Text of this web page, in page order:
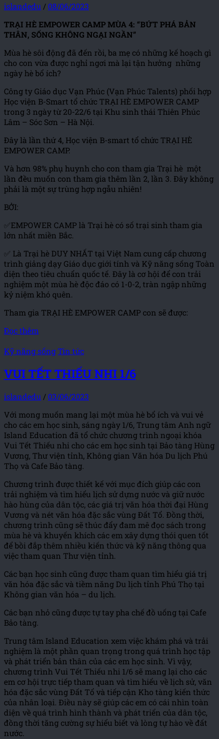
islandedu/ 08/06/2023
TRẠI HÈ EMPOWER CAMP MÙA 4: “BỨT PHÁ BẢN
THÂN, SỐNG KHÔNG NGẠI NGẦN”
Mùa hè sôi động đã đến rồi, ba mẹ có những kế hoạch gì
cho con vừa được nghỉ ngơi mà lại tận hưởng những
ngày hè bổ ích?
Công ty Giáo dục Vạn Phúc (Vạn Phúc Talents) phối hợp
Học viện B-Smart tổ chức TRẠI HÈ EMPOWER CAMP
trong 3 ngày từ 20-22/6 tại Khu sinh thái Thiên Phúc
Lâm – Sóc Sơn – Hà Nội.
Đây là lần thứ 4, Học viện B-smart tổ chức TRẠI HÈ
EMPOWER CAMP.
Và hơn 98% phụ huynh cho con tham gia Trại hè một
lần đều muốn con tham gia thêm lần 2, lần 3. Đây không
phải là một sự trùng hợp ngẫu nhiên!
BỞI:
✅EMPOWER CAMP là Trại hè có số trại sinh tham gia
lớn nhất miền Bắc.
✅ Là Trại hè DUY NHẤT tại Việt Nam cung cấp chương
trình giảng dạy Giáo dục giới tính và Kỹ năng sống Toàn
diện theo tiêu chuẩn quốc tế. Đây là cơ hội để con trải
nghiệm một mùa hè độc đáo có 1-0-2, tràn ngập những
kỷ niệm khó quên.
Tham gia TRẠI HÈ EMPOWER CAMP con sẽ được:
Đọc thêm
Kỹ năng sốngTin tức
VUI TẾT THIẾU NHI 1/6
islandedu / 03/06/2023
Với mong muốn mang lại một mùa hè bổ ích và vui vẻ
cho các em học sinh, sáng ngày 1/6, Trung tâm Anh ngữ
Island Education đã tổ chức chương trình ngoại khóa
Vui Tết Thiếu nhi cho các em học sinh tại Bảo tàng Hùng
Vương, Thư viện tỉnh, Không gian Văn hóa Du lịch Phú
Thọ và Cafe Bảo tàng.
Chương trình được thiết kế với mục đích giúp các con
trải nghiệm và tìm hiểu lịch sử dựng nước và giữ nước
hào hùng của dân tộc, các giá trị văn hóa thời đại Hùng
Vương và nét văn hóa đặc sắc vùng Đất Tổ. Đồng thời,
chương trình cũng sẽ thúc đẩy đam mê đọc sách trong
mùa hè và khuyến khích các em xây dựng thói quen tốt
để bồi đắp thêm nhiều kiến thức và kỹ năng thông qua
việc tham quan Thư viện tỉnh.
Các bạn học sinh cũng được tham quan tìm hiểu giá trị
văn hóa đặc sắc và tiềm năng Du lịch tỉnh Phú Thọ tại
Không gian văn hóa – du lịch.
Các bạn nhỏ cũng được tự tay pha chế đồ uống tại Cafe
Bảo tàng.
Trung tâm Island Education xem việc khám phá và trải
nghiệm là một phần quan trọng trong quá trình học tập
và phát triển bản thân của các em học sinh. Vì vậy,
chương trình Vui Tết Thiếu nhi 1/6 sẽ mang lại cho các
em cơ hội trực tiếp tham quan và tìm hiểu về lịch sử, văn
hóa đặc sắc vùng Đất Tổ và tiếp cận Kho tàng kiến thức
của nhân loại. Điều này sẽ giúp các em có cái nhìn toàn
diện về quá trình hình thành và phát triển của dân tộc,
đồng thời tăng cường sự hiểu biết và lòng tự hào về đất
nước.